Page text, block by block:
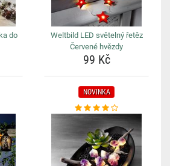
do
Weltbild LED světelný řetěz
Červené hvězdy
99 Kč
NOVINKA